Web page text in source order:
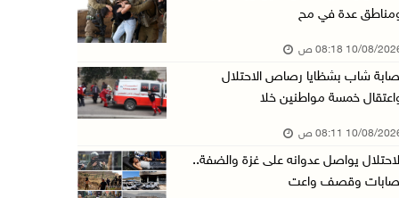
مستعمرون إرهابيون وقوات الاحتلال يقتحمون قرية ...
قصف مدفعي للاحتلال وإطلاق نار كثيف شمال ووسط ...
09/آب/2026 10:18 م
عدة في مح
08/2026 08:18 ص
شاب بشظايا رصاص الاحتلال
خمسة مواطنين خلا
08/2026 08:11 ص
يواصل عدوانه على غزة والضفة..
وقصف واعت